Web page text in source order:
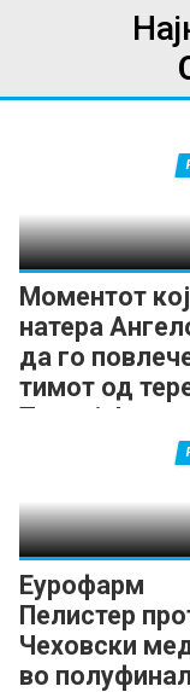
Моментот
натера
да го
тимот од
Турција!
Еурофарм
Пелистер
Чеховски
во